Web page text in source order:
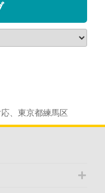
、東京都練馬区